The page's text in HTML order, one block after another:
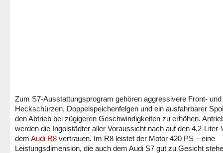
Zum S7-Ausstattungsprogram gehören aggressivere Front- und
Heckschürzen, Doppelspeichenfelgen und ein ausfahrbarer
den Abtrieb bei zügigeren Geschwindigkeiten zu erhöhen.
werden die Ingolstädter aller Voraussicht nach auf den 4,2-Liter-
dem Audi R8 vertrauen. Im R8 leistet der Motor 420 PS – eine
Leistungsdimension, die auch dem Audi S7 gut zu Gesicht